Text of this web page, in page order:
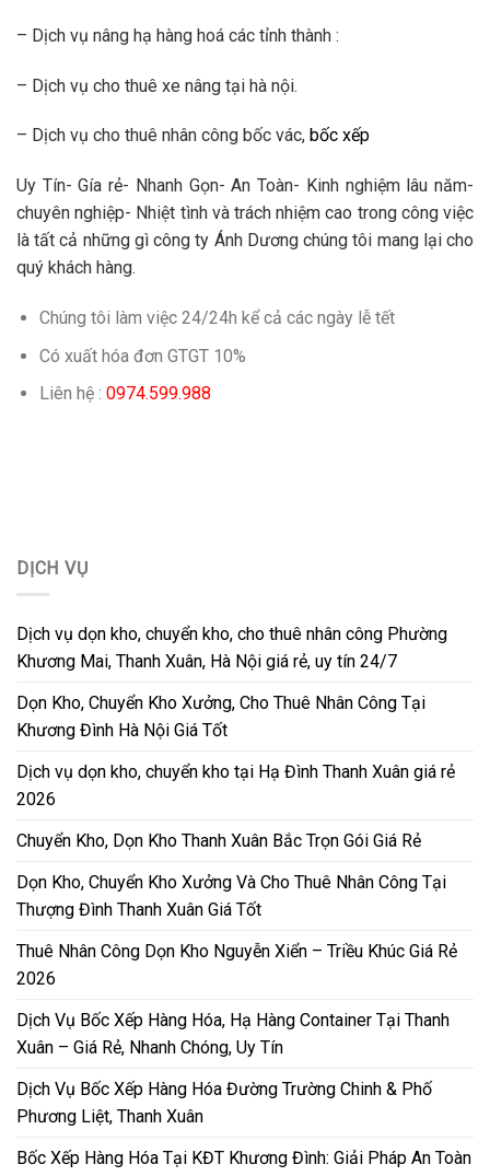
– Dịch vụ nâng hạ hàng hoá các tỉnh thành :
– Dịch vụ cho thuê xe nâng tại hà nội.
– Dịch vụ cho thuê nhân công bốc vác, bốc xếp
Uy Tín- Gía rẻ- Nhanh Gọn- An Toàn- Kinh nghiệm lâu năm-
chuyên nghiệp- Nhiệt tình và trách nhiệm cao trong công việc
là tất cả những gì công ty Ánh Dương chúng tôi mang lại cho
quý khách hàng.
Chúng tôi làm việc 24/24h kể cả các ngày lễ tết
Có xuất hóa đơn GTGT 10%
Liên hệ : 0974.599.988
DỊCH VỤ
Dịch vụ dọn kho, chuyển kho, cho thuê nhân công Phường
Khương Mai, Thanh Xuân, Hà Nội giá rẻ, uy tín 24/7
Dọn Kho, Chuyển Kho Xưởng, Cho Thuê Nhân Công Tại
Khương Đình Hà Nội Giá Tốt
Dịch vụ dọn kho, chuyển kho tại Hạ Đình Thanh Xuân giá rẻ
2026
Chuyển Kho, Dọn Kho Thanh Xuân Bắc Trọn Gói Giá Rẻ
Dọn Kho, Chuyển Kho Xưởng Và Cho Thuê Nhân Công Tại
Thượng Đình Thanh Xuân Giá Tốt
Thuê Nhân Công Dọn Kho Nguyễn Xiển – Triều Khúc Giá Rẻ
2026
Dịch Vụ Bốc Xếp Hàng Hóa, Hạ Hàng Container Tại Thanh
Xuân – Giá Rẻ, Nhanh Chóng, Uy Tín
Dịch Vụ Bốc Xếp Hàng Hóa Đường Trường Chinh & Phố
Phương Liệt, Thanh Xuân
Bốc Xếp Hàng Hóa Tại KĐT Khương Đình: Giải Pháp An Toàn